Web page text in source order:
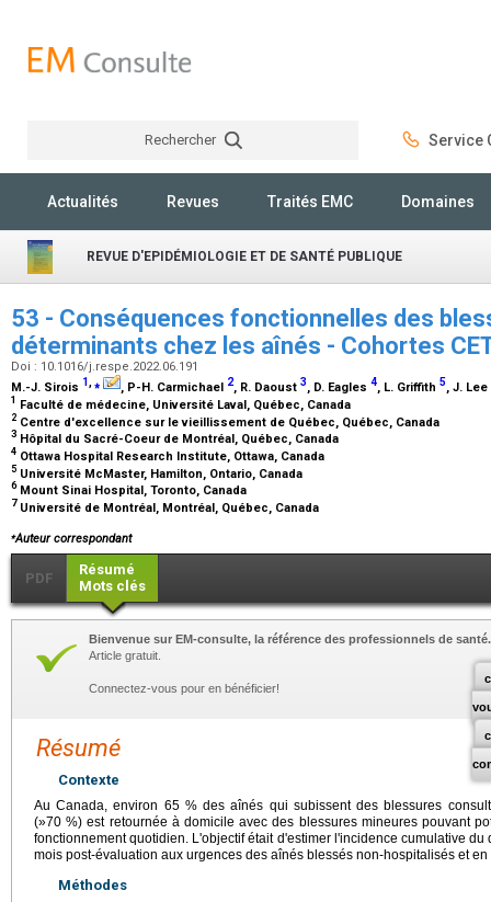
Rechercher Service
Actualités Revues Traités EMC Domaines
REVUE D'EPIDÉMIOLOGIE ET DE SANTÉ PUBLIQUE
53 - Conséquences fonctionnelles des
déterminants chez les aînés - Cohortes
Doi : 10.1016/j.respe.2022.06.191
M.-J. Sirois 1,⁎ , P-H. Carmichael 2, R. Daoust 3, D. Eagles 4, L. Griffith 5, J. Lee
1 Faculté de médecine, Université Laval, Québec, Canada
2 Centre d'excellence sur le vieillissement de Québec, Québec, Canada
3 Hôpital du Sacré-Coeur de Montréal, Québec, Canada
4 Ottawa Hospital Research Institute, Ottawa, Canada
5 Université McMaster, Hamilton, Ontario, Canada
6Mount Sinai Hospital, Toronto, Canada
7 Université de Montréal, Montréal, Québec, Canada
⁎Auteur correspondant
PDF
Résumé
Mots clés
Bienvenue sur EM-consulte, la référence des professionnels de santé.
Article gratuit.
Connectez-vous pour en bénéficier!
Résumé
Contexte
Au Canada, environ 65 % des aînés qui subissent des blessures
(»70 %) est retournée à domicile avec des blessures mineures pouvant
fonctionnement quotidien. L'objectif était d'estimer l'incidence cumulative
mois post-évaluation aux urgences des aînés blessés non-hospitalisés et
Méthodes